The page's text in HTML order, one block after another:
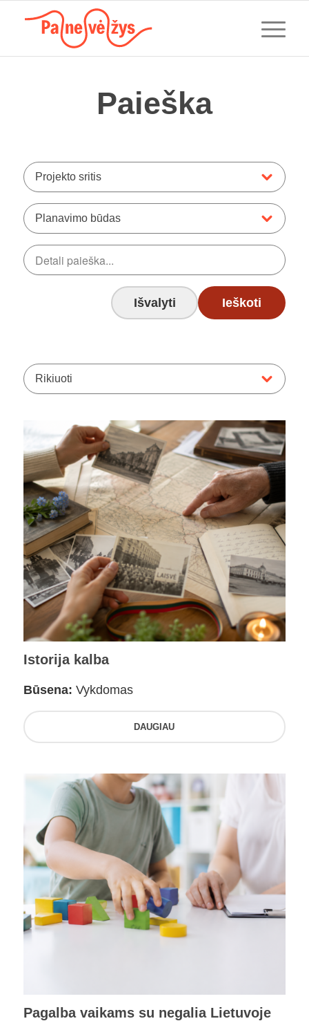
Paieška
Projekto sritis
Planavimo būdas
Išvalyti Ieškoti
Rikiuoti
Istorija kalba
Būsena: Vykdomas
DAUGIAU
Pagalba vaikams su negalia Lietuvoje